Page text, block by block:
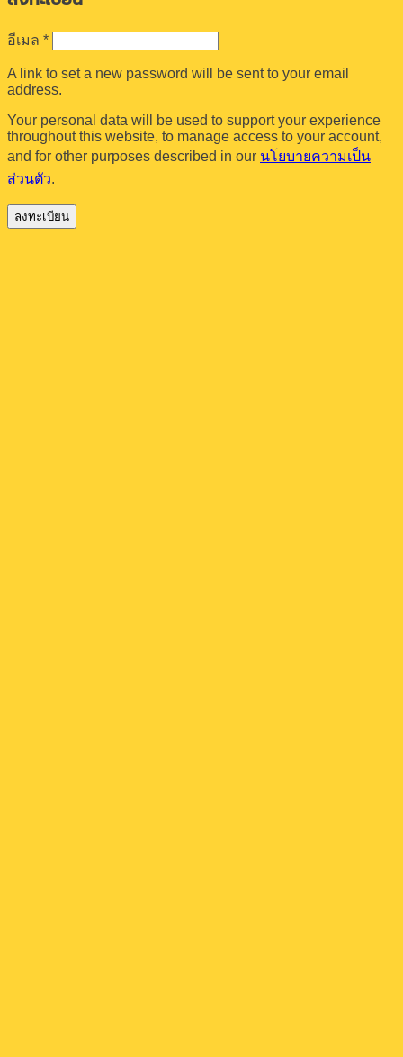
อีเมล *ต้องการ
A link to set a new password will be sent to your email
address.
Your personal data will be used to support your experience
throughout this website, to manage access to your account,
and for other purposes described in our นโยบายความเป็น
ส่วนตัว.
ลงทะเบียน